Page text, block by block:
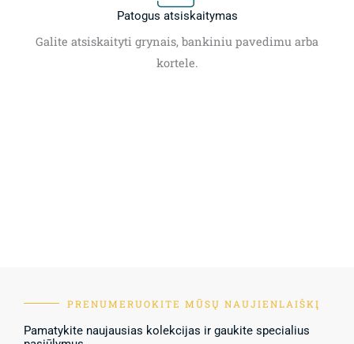
Patogus atsiskaitymas
Galite atsiskaityti grynais, bankiniu pavedimu arba
kortele.
PRENUMERUOKITE MŪSŲ NAUJIENLAIŠKĮ
Pamatykite naujausias kolekcijas ir gaukite specialius